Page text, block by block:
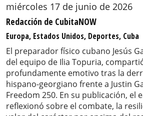
miércoles 17 de junio de 2026
Redacción de CubitaNOW
Europa, Estados Unidos, Deportes, Cuba
El preparador físico cubano Jesús
del equipo de Ilia Topuria,
profundamente emotivo tras la
hispano-georgiano frente a Justin
Freedom 250. En su publicación, el
reflexionó sobre el combate, la